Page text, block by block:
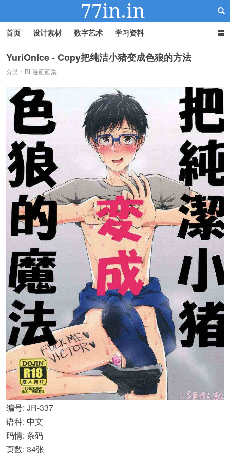
首页 设计素材 数字艺术 学习资料
YuriOnIce - Copy把纯洁小猪变成色狼的方法
分类： BL漫画画集
编号: JR-337
语种: 中文
码情: 条码
页数: 34张